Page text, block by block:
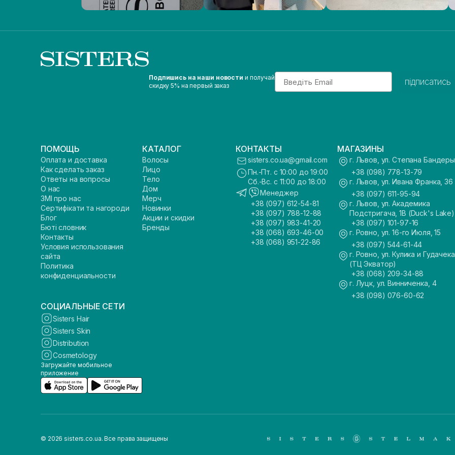
Подпишись на наши новости и получай
скидку 5% на первый заказ
Email
підписатись
ПОМОЩЬ
Оплата и доставка
Как сделать заказ
Ответы на вопросы
О нас
ЗМІ про нас
Сертифікати та нагороди
Блог
Бюті словник
Контакты
Условия использования
сайта
Политика
конфиденциальности
КАТАЛОГ
Волосы
Лицо
Тело
Дом
Мерч
Новинки
Акции и скидки
Бренды
КОНТАКТЫ
sisters.co.ua@gmail.com
Пн.-Пт. с 10:00 до 19:00
Сб.-Вс. с 11:00 до 18:00
Менеджер
+38 (097) 612-54-81
+38 (097) 788-12-88
+38 (097) 983-41-20
+38 (068) 693-46-00
+38 (068) 951-22-86
МАГАЗИНЫ
г. Львов, ул. Степана
+38 (098) 778-13-79
г. Львов, ул. Ивана Франка, 36
+38 (097) 611-95-94
г. Львов, ул. Академика
Подстригача, 1В (Duck's Lake)
+38 (097) 101-97-16
г. Ровно, ул. 16-го Июля, 15
+38 (097) 544-61-44
г. Ровно, ул. Кулика и
(ТЦ Экватор)
+38 (068) 209-34-88
г. Луцк, ул. Винниченка, 4
+38 (098) 076-60-62
СОЦИАЛЬНЫЕ СЕТИ
Sisters Hair
Sisters Skin
Distribution
Cosmetology
Загружайте мобильное
приложение
© 2026 sisters.co.ua. Все права защищены